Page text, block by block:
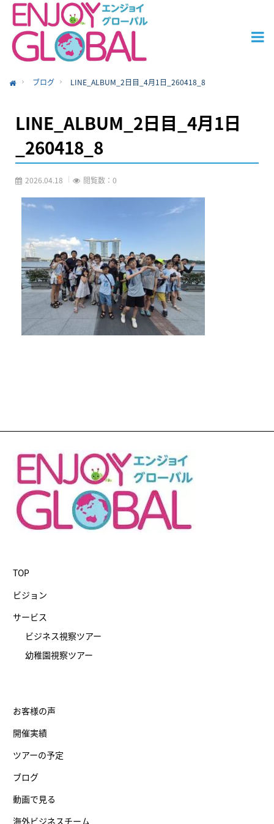
ブログ LINE_ALBUM_2日目_4月1日_260418_8
LINE_ALBUM_2日目_4月1日
_260418_8
2026.04.18 閲覧数：0
TOP
ビジョン
サービス
ビジネス視察ツアー
幼稚園視察ツアー
お客様の声
開催実績
ツアーの予定
ブログ
動画で見る
海外ビジネスチーム